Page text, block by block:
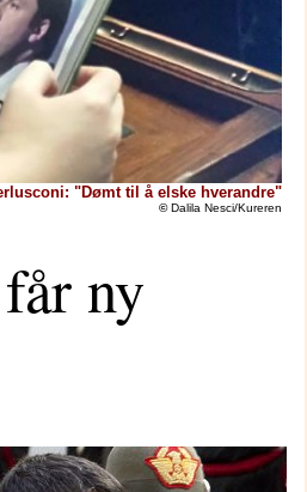
"Dømt til å elske hverandre"
©Dalila Nesci/Kureren
ny